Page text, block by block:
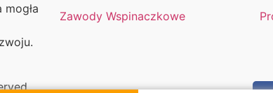
Zawody Wspinaczkowe